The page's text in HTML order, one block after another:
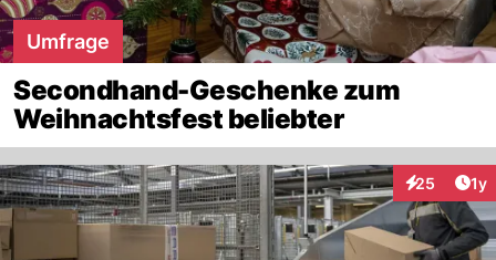
Umfrage
Secondhand-Geschenke zum
Weihnachtsfest beliebter
25 1y